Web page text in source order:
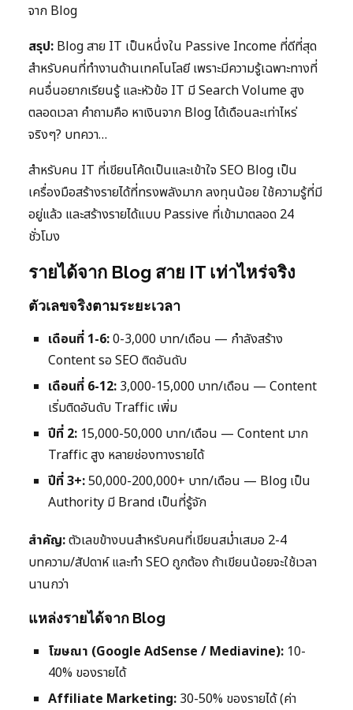
จาก Blog
สรุป: Blog สาย IT เป็นหนึ่งใน Passive Income ที่ดีที่สุด
สำหรับคนที่ทำงานด้านเทคโนโลยี เพราะมีความรู้เฉพาะทางที่
คนอื่นอยากเรียนรู้ และหัวข้อ IT มี Search Volume สูง
ตลอดเวลา คำถามคือ หาเงินจาก Blog ได้เดือนละเท่าไหร่
จริงๆ? บทควา…
สำหรับคน IT ที่เขียนโค้ดเป็นและเข้าใจ SEO Blog เป็น
เครื่องมือสร้างรายได้ที่ทรงพลังมาก ลงทุนน้อย ใช้ความรู้ที่มี
อยู่แล้ว และสร้างรายได้แบบ Passive ที่เข้ามาตลอด 24
ชั่วโมง
รายได้จาก Blog สาย IT เท่าไหร่จริง
ตัวเลขจริงตามระยะเวลา
เดือนที่ 1-6:0-3,000 บาท/เดือน — กำลังสร้าง
Content รอ SEO ติดอันดับ
เดือนที่ 6-12: 3,000-15,000 บาท/เดือน — Content
เริ่มติดอันดับ Traffic เพิ่ม
ปีที่ 2: 15,000-50,000 บาท/เดือน — Content มาก
Traffic สูง หลายช่องทางรายได้
ปีที่ 3+:50,000-200,000+ บาท/เดือน — Blog เป็น
Authority มี Brand เป็นที่รู้จัก
สำคัญ:ตัวเลขข้างบนสำหรับคนที่เขียนสม่ำเสมอ 2-4
บทความ/สัปดาห์ และทำ SEO ถูกต้อง ถ้าเขียนน้อยจะใช้เวลา
นานกว่า
แหล่งรายได้จาก Blog
โฆษณา (Google AdSense / Mediavine): 10-
40% ของรายได้
Affiliate Marketing: 30-50% ของรายได้ (ค่า